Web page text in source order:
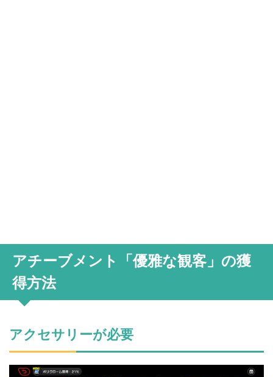
アチーブメント「優雅な観客」の獲
得方法
アクセサリーが必要